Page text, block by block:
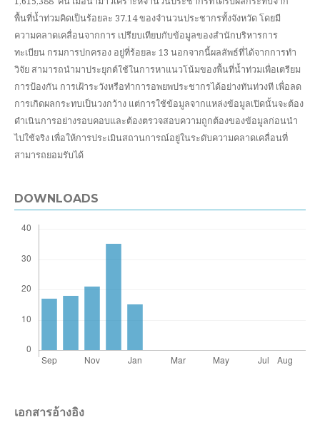
พื้นที่น้ำท่วมคิดเป็นร้อยละ 37.14 ของจำนวนประชากรทั้งจังหวัด โดยมี
ความคลาดเคลื่อนจากการ เปรียบเทียบกับข้อมูลของสำนักบริหารการ
ทะเบียน กรมการปกครอง อยู่ที่ร้อยละ 13 นอกจากนี้ผลลัพธ์ที่ได้จากการทำ
วิจัย สามารถนำมาประยุกต์ใช้ในการหาแนวโน้มของพื้นที่น้ำท่วมเพื่อเตรียม
การป้องกัน การเฝ้าระวังหรือทำการอพยพประชากรได้อย่างทันท่วงที เพื่อลด
การเกิดผลกระทบเป็นวงกว้าง แต่การใช้ข้อมูลจากแหล่งข้อมูลเปิดนั้นจะต้อง
ดำเนินการอย่างรอบคอบและต้องตรวจสอบความถูกต้องของข้อมูลก่อนนำ
ไปใช้จริง เพื่อให้การประเมินสถานการณ์อยู่ในระดับความคลาดเคลื่อนที่
สามารถยอมรับได้
DOWNLOADS
เอกสารอ้างอิง